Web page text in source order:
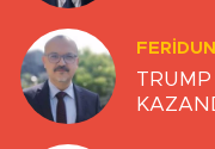
TRUMP